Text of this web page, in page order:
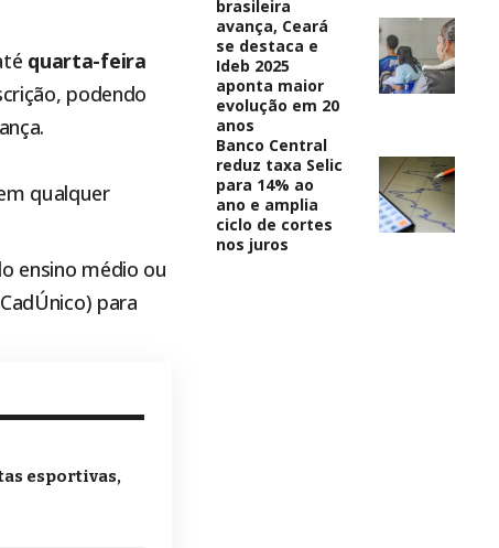
quarta-feira
podendo
qualquer
ensino médio ou
para
esportivas,
brasileira
avança, Ceará
se destaca e
Ideb 2025
aponta maior
evolução em 20
anos
Banco Central
reduz taxa Selic
para 14% ao
ano e amplia
ciclo de cortes
nos juros